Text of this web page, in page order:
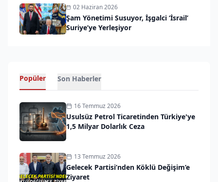
02 Haziran 2026
Şam Yönetimi Susuyor, İşgalci ‘İsrail’
Suriye’ye Yerleşiyor
Popüler Son Haberler
16 Temmuz 2026
Usulsüz Petrol Ticaretinden Türkiye'ye
1,5 Milyar Dolarlık Ceza
13 Temmuz 2026
Gelecek Partisi’nden Köklü Değişim’e
Ziyaret